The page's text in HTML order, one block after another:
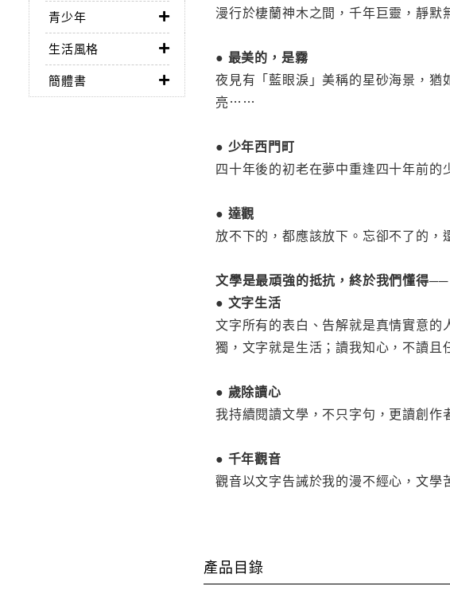
青少年
生活風格
簡體書
漫行於棲蘭神木之間，千年巨靈，靜
● 最美的，是霧
夜見有「藍眼淚」美稱的星砂海景，
亮……
● 少年西門町
四十年後的初老在夢中重逢四十年前
● 達觀
放不下的，都應該放下。忘卻不了的，
文學是最頑強的抵抗，終於我們懂得──
● 文字生活
文字所有的表白、告解就是真情實意
獨，文字就是生活；讀我知心，不讀且
● 歲除讀心
我持續閱讀文學，不只字句，更讀創作
● 千年觀音
觀音以文字告誡於我的漫不經心，文學
產品目錄